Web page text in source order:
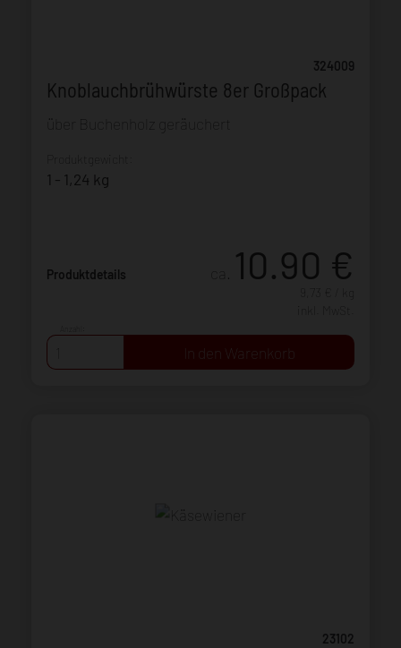
324009
Knoblauchbrühwürste 8er Großpack
über Buchenholz geräuchert
1 - 1,24 kg
Produktdetails 10.90 €
23102